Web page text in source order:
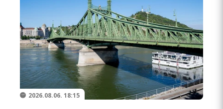
2026.08.06. 18:15